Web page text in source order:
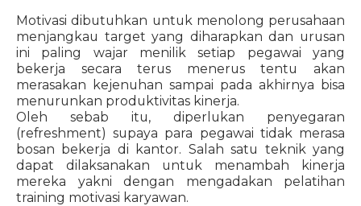
Motivasi dibutuhkan untuk menolong perusahaan
menjangkau target yang diharapkan dan urusan
ini paling wajar menilik setiap pegawai yang
bekerja secara terus menerus tentu akan
merasakan kejenuhan sampai pada akhirnya bisa
menurunkan produktivitas kinerja.
Oleh sebab itu, diperlukan penyegaran
(refreshment) supaya para pegawai tidak merasa
bosan bekerja di kantor. Salah satu teknik yang
dapat dilaksanakan untuk menambah kinerja
mereka yakni dengan mengadakan pelatihan
training motivasi karyawan.